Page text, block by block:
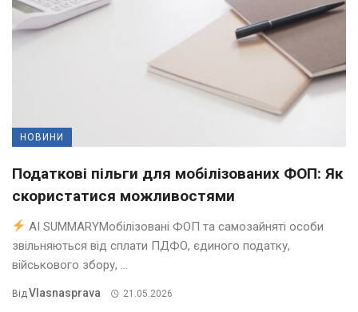
НОВИНИ
Податкові пільги для мобілізованих ФОП: Як
скористатися можливостями
AI SUMMARYМобілізовані ФОП та самозайняті особи
звільняються від сплати ПДФО, єдиного податку,
військового збору, ...
Від Vlasnasprava 21.05.2026